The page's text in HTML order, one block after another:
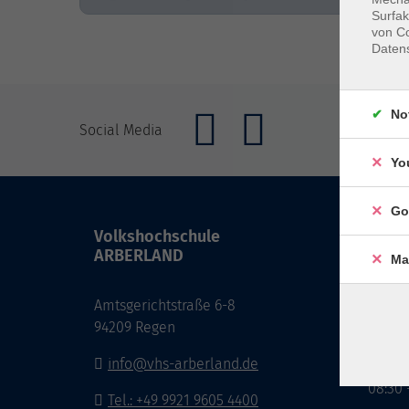
Social Media
Volkshochschule
ARBERLAND
Amtsgerichtstraße 6-8
94209 Regen
info@vhs-arberland.de
Tel.: +49 9921 9605 4400
08:30
von